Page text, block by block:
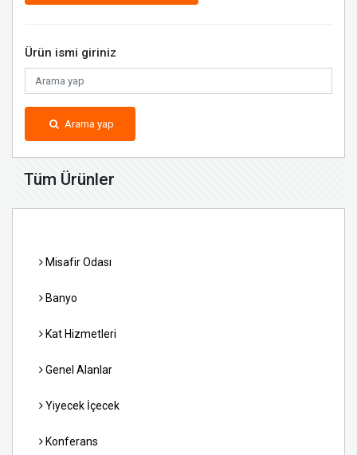
Tüm Ürünler
Misafir Odası
Banyo
Kat Hizmetleri
Genel Alanlar
Yiyecek İçecek
Konferans
Ürün ismi giriniz
Arama yap